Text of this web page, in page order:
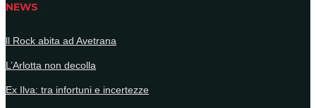
NEWS
ll Rock abita ad Avetrana
L’Arlotta non decolla
Ex Ilva: tra infortuni e incertezze